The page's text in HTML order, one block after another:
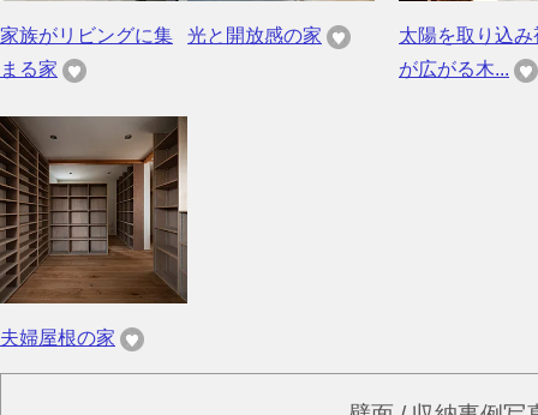
家族がリビングに集
まる家
光と開放感の家
太陽を取り込み
が広がる木...
夫婦屋根の家